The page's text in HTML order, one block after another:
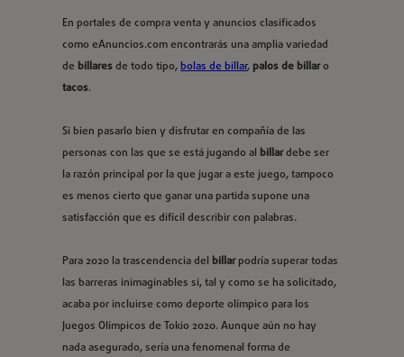
En portales de compra venta y anuncios clasificados
como eAnuncios.com encontrarás una amplia variedad
de billaresde todo tipo,bolas de billar, palos de billaro
tacos.
Si bien pasarlo bien y disfrutar en compañía de las
personas con las que se está jugando al billardebe ser
la razón principal por la que jugar a este juego, tampoco
es menos cierto que ganar una partida supone una
satisfacción que es difícil describir con palabras.
Para 2020 la trascendencia del billarpodría superar todas
las barreras inimaginables si, tal y como se ha solicitado,
acaba por incluirse como deporte olímpico para los
Juegos Olímpicos de Tokio 2020. Aunque aún no hay
nada asegurado, sería una fenomenal forma de